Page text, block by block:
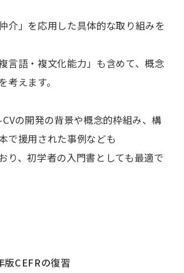
介」を応用した具体的な取り組みを
言語・複文化能力」も含めて、概念
考えます。
CVの開発の背景や概念的枠組み、構
で援用された事例なども
り、初学者の入門書としても最適で
CEFRの復習